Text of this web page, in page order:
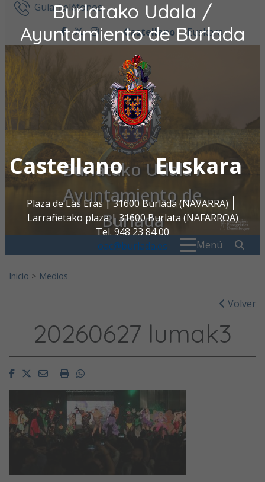
Burlatako Udala /
Ayuntamiento de Burlada
Castellano Euskara
Plaza de Las Eras | 31600 Burlada (NAVARRA)
Larrañetako plaza | 31600 Burlata (NAFARROA)
Tel. 948 23 84 00
oac@burlada.es
Ir al contenidoGuía Teléfonos
facebook
twitter
instagram
Castellano Euskara
Burlatako Udala /
Ayuntamiento de
Burlada
Menú
Inicio > Medios
Volver
20260627 lumak3
FacebookTwitterEmailImprimirWhatsapp